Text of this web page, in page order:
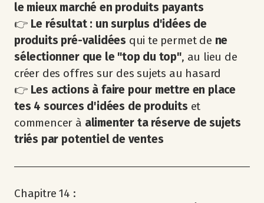
le mieux marché en produits payants
👉 Le résultat : un surplus d'idées de
produits pré-validées qui te permet de ne
sélectionner que le "top du top", au lieu de
créer des offres sur des sujets au hasard
👉 Les actions à faire pour mettre en place
tes 4 sources d'idées de produits et
commencer à alimenter ta réserve de sujets
triés par potentiel de ventes
Chapitre 14 :